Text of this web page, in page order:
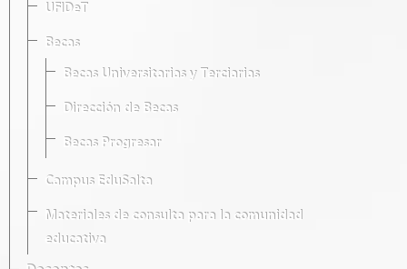
UFIDeT
Becas
Becas Universitarias y Terciarias
Dirección de Becas
Becas Progresar
Campus EduSalta
Materiales de consulta para la comunidad
educativa